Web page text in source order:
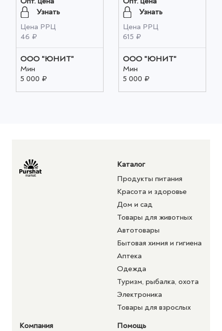
оптомУзнать
Цена РРЦ
46 ₽
ООО "ЮНИТ"
Мин
5 000 ₽
Узнать
Цена РРЦ
615 ₽
ООО "ЮНИТ"
Мин
5 000 ₽
Каталог
Продукты питания
Красота и здоровье
Дом и сад
Товары для животных
Автотовары
Бытовая химия и гигиена
Аптека
Одежда
Туризм, рыбалка, охота
Электроника
Товары для взрослых
Компания
Помощь